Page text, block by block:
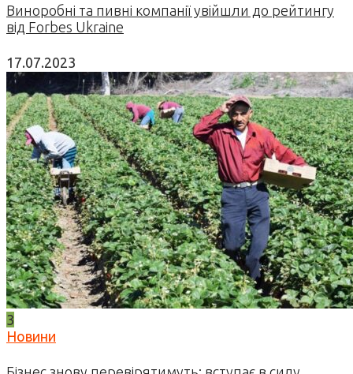
Виноробні та пивні компанії увійшли до рейтингу
від Forbes Ukraine
17.07.2023
3
Новини